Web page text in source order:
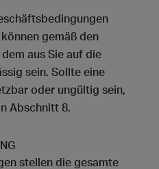
gemäß den
aus Sie auf die
sein. Sollte eine
oder ungültig sein,
Abschnitt 8.
stellen die gesamte